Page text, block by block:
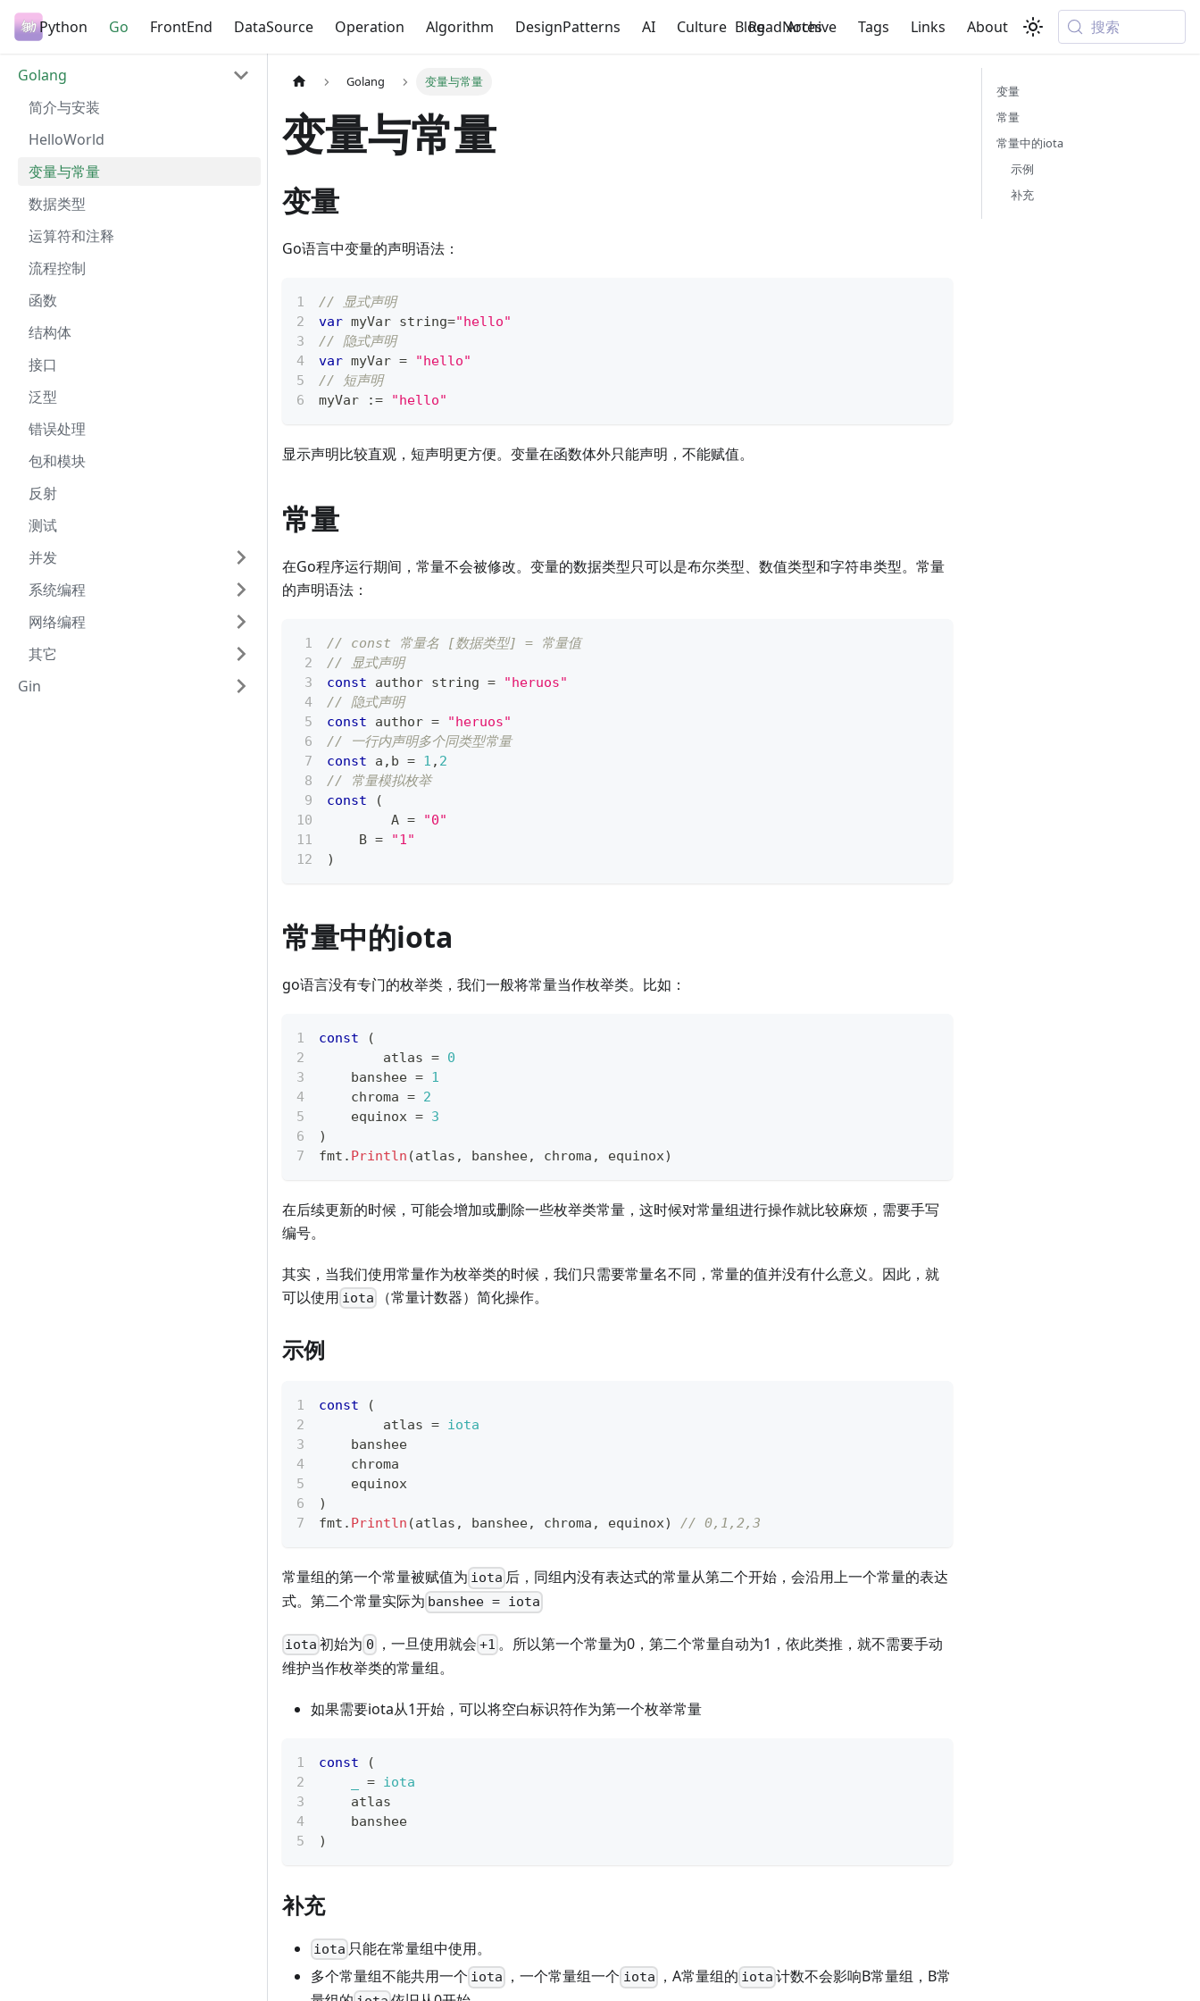
Python Go FrontEnd DataSource Operation Algorithm DesignPatterns AI Culture ReadNotes
Blog Archive Tags Links About 搜索
Golang
简介与安装
HelloWorld
变量与常量
数据类型
运算符和注释
流程控制
函数
结构体
接口
泛型
错误处理
包和模块
反射
测试
并发
系统编程
网络编程
其它
Gin
Golang 变量与常量
变量与常量
变量
Go语言中变量的声明语法：
// 显式声明
var myVar string="hello"
// 隐式声明
var myVar =
"hello"
// 短声明
myVar
:= "hello"
显示声明比较直观，短声明更方便。变量在函数体外只能声明，不能赋值。
常量
在Go程序运行期间，常量不会被修改。变量的数据类型只可以是布尔类型、数值类型和字符串类型。常量
的声明语法：
// const 常量名 [数据类型] = 常量值
// 显式声明
const author string =
"heruos"
// 隐式声明
const author =
"heruos"
// 一行内声明多个同类型常量
const a , b = 1 , 2
// 常量模拟枚举
const
(
	A
=
"0"
    B
=
"1"
)
常量中的iota
go语言没有专门的枚举类，我们一般将常量当作枚举类。比如：
const
(
	atlas
= 0
    banshee
= 1
    chroma
= 2
    equinox
= 3
)
fmt . Println (atlas , banshee, chroma , equinox)
在后续更新的时候，可能会增加或删除一些枚举类常量，这时候对常量组进行操作就比较麻烦，需要手写
编号。
其实，当我们使用常量作为枚举类的时候，我们只需要常量名不同，常量的值并没有什么意义。因此，就
可以使用 iota （常量计数器）简化操作。
示例
const
(
	atlas
= iota
    banshee
    chroma
    equinox
)
fmt . Println (atlas , banshee, chroma , equinox) // 0,1,2,3
常量组的第一个常量被赋值为 iota 后，同组内没有表达式的常量从第二个开始，会沿用上一个常量的表达
式。第二个常量实际为 banshee = iota
iota 初始为 0 ，一旦使用就会 +1 。所以第一个常量为0，第二个常量自动为1，依此类推，就不需要手动
维护当作枚举类的常量组。
如果需要iota从1开始，可以将空白标识符作为第一个枚举常量
const
(
= iota
    atlas
    banshee
)
补充
iota 只能在常量组中使用。
多个常量组不能共用一个 iota ，一个常量组一个 iota ，A常量组的 iota 计数不会影响B常量组，B常
变量
常量
常量中的iota
示例
补充